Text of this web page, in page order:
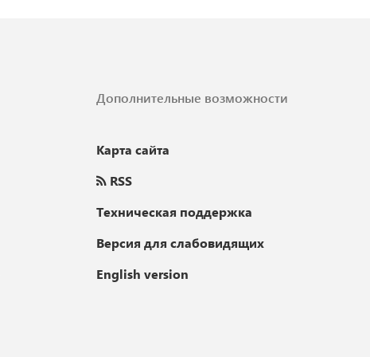
Дополнительные возможности
Карта сайта
RSS
Техническая поддержка
Версия для слабовидящих
English version